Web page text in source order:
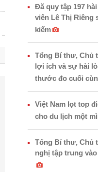
Đã quy tập 197
viên Lê Thị Riêng
kiếm
Tổng Bí thư, Chủ
lợi ích và sự hài
thước đo cuối
Việt Nam lọt top
cho du lịch một
Tổng Bí thư, Chủ
nghị tập trung